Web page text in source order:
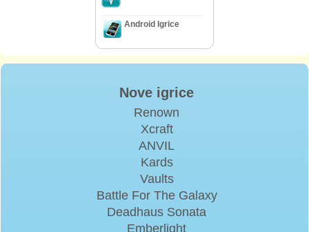
Android Igrice
Nove igrice
Renown
Xcraft
ANVIL
Kards
Vaults
Battle For The Galaxy
Deadhaus Sonata
Emberlight